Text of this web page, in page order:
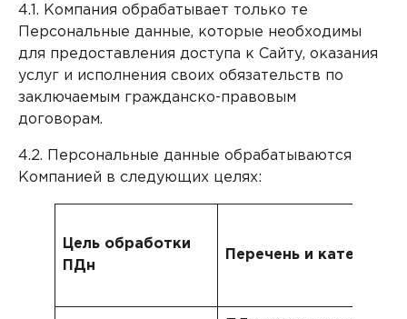
4.1. Компания обрабатывает только те
Персональные данные, которые необходимы
для предоставления доступа к Сайту, оказания
услуг и исполнения своих обязательств по
заключаемым гражданско-правовым
договорам.
4.2. Персональные данные обрабатываются
Компанией в следующих целях:
Цель обработки
ПДн
Перечень и